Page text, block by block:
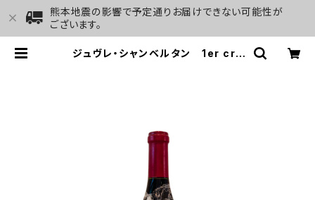
熊本地震の影響で予定通りお届けできない可能性が
ございます。
ジュヴレ・シャンベルタン 1er cru